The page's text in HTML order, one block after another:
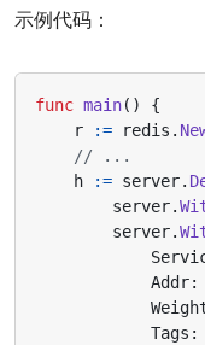
示例代码：
func main()
{
r
:= redis .
// ...
h
:= server.
server.
server.
Addr:
Tags :